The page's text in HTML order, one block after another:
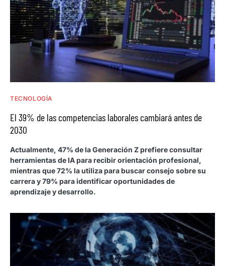
TECNOLOGÍA
El 39% de las competencias laborales cambiará antes de
2030
Actualmente, 47% de la Generación Z prefiere consultar
herramientas de IA para recibir orientación profesional,
mientras que 72% la utiliza para buscar consejo sobre su
carrera y 79% para identificar oportunidades de
aprendizaje y desarrollo.